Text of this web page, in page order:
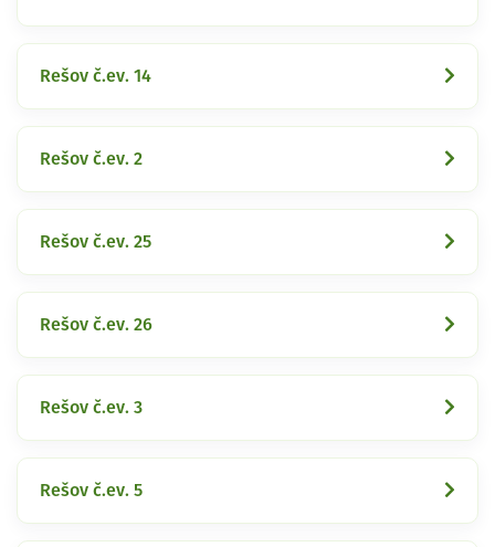
Rešov č.ev. 14
Rešov č.ev. 2
Rešov č.ev. 25
Rešov č.ev. 26
Rešov č.ev. 3
Rešov č.ev. 5